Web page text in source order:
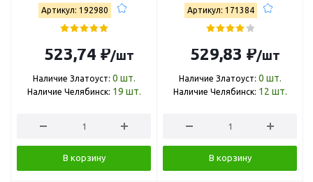
холст ПЛ-8909
Артикул: 192980
523,74 ₽/шт
Наличие Златоуст: 0 шт.
Наличие Челябинск: 19 шт.
В корзину
холст ППГ/А4
Артикул: 171384
529,83 ₽/шт
Наличие Златоуст: 0 шт.
Наличие Челябинск: 12 шт.
В корзину